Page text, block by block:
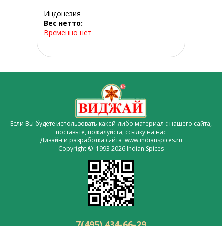
Индонезия
Вес нетто:
Временно нет
Если Вы будете использовать какой-либо материал с нашего сайта,
поставьте, пожалуйста, ссылку на нас
Дизайн и разработка сайта www.indianspices.ru
Copyright © 1993-2026 Indian Spices